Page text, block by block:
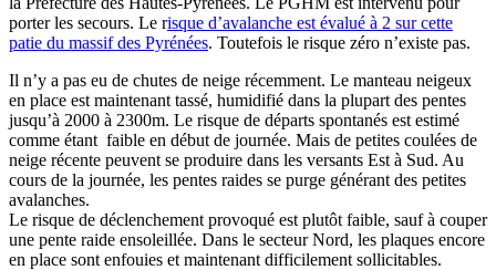
porter les secours. Le risque d’avalanche est évalué à 2 sur cette
patie du massif des Pyrénées. Toutefois le risque zéro n’existe pas.
Il n’y a pas eu de chutes de neige récemment. Le manteau neigeux
en place est maintenant tassé, humidifié dans la plupart des pentes
jusqu’à 2000 à 2300m. Le risque de départs spontanés est estimé
comme étant faible en début de journée. Mais de petites coulées de
neige récente peuvent se produire dans les versants Est à Sud. Au
cours de la journée, les pentes raides se purge générant des petites
avalanches.
Le risque de déclenchement provoqué est plutôt faible, sauf à couper
une pente raide ensoleillée. Dans le secteur Nord, les plaques encore
en place sont enfouies et maintenant difficilement sollicitables.